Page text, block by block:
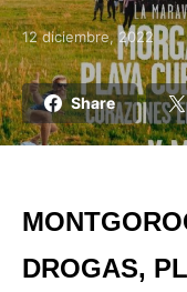
Posted on
12 diciembre, 2022
Share
DROGAS,